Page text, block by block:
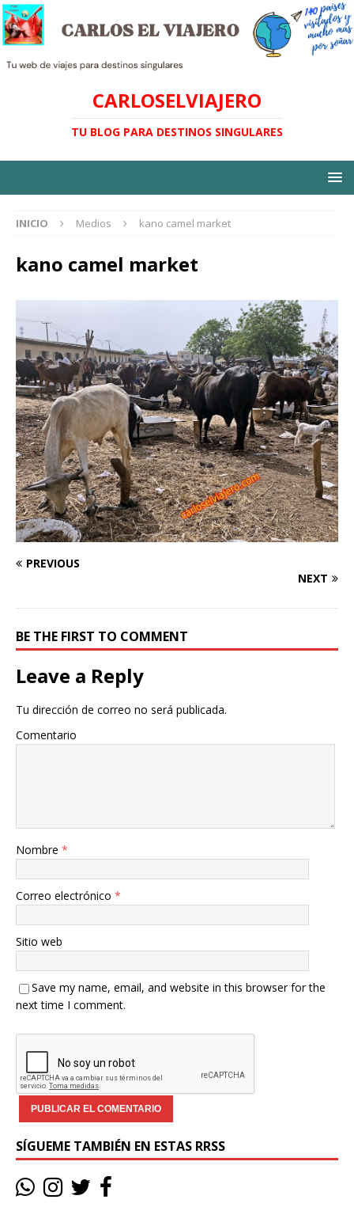
CARLOSELVIAJERO
TU BLOG PARA DESTINOS SINGULARES
INICIO Medios kano camel market
kano camel market
PREVIOUS
NEXT
BE THE FIRST TO COMMENT
Leave a Reply
Tu dirección de correo no será publicada.
Comentario
Nombre *
Correo electrónico *
Sitio web
Save my name, email, and website in this browser for the
next time I comment.
SÍGUEME TAMBIÉN EN ESTAS RRSS